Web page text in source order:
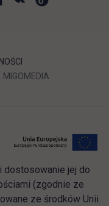
LINK OTWIERA SIĘ W
MIGOMEDIA
dostosowanie jej do
(zgodnie ze
ze środków Unii